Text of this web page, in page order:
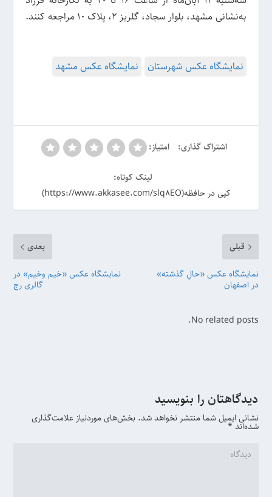
به‌نشانی مشهد، بلوار سجاد، گلریز ۲، پلاک ۱۰ مراجعه کنند.
نمایشگاه عکس شهرستان نمایشگاه عکس مشهد
اشتراک گذاری: امتیاز:
لینک کوتاه:
کپی در حافظه(https://www.akkasee.com/slq8EO)
قبلی
نمایشگاه عکس «حالِ گذشته»
در اصفهان
بعدی
نمایشگاه عکس «خیم وخیم» در
گالری رج
No related posts.
دیدگاهتان را بنویسید
نشانی ایمیل شما منتشر نخواهد شد. بخش‌های موردنیاز علامت‌گذاری
شده‌اند*